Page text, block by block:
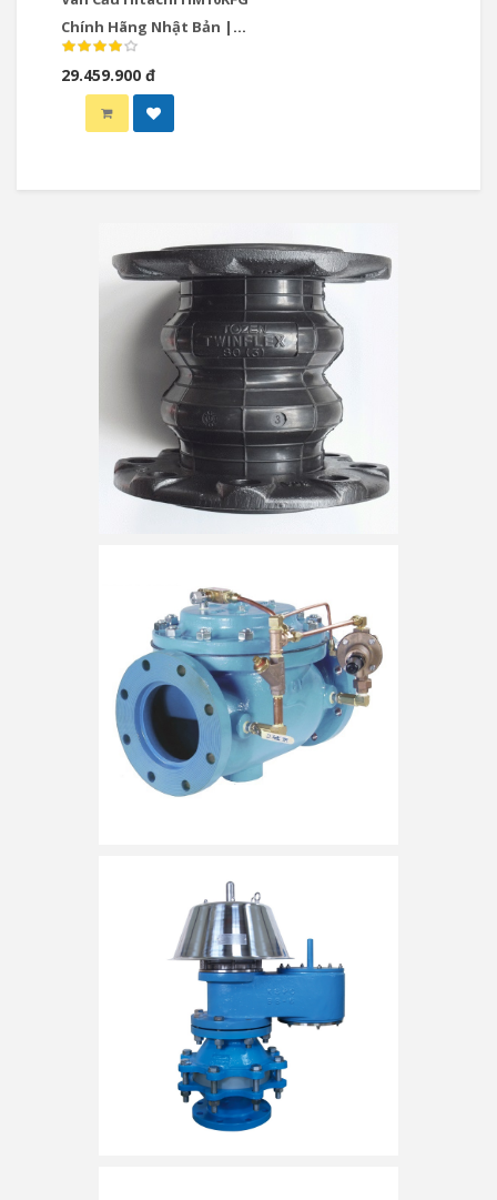
Chính Hãng Nhật Bản |
Giá Tốt Tại Phúc Minh
29.459.900 đ